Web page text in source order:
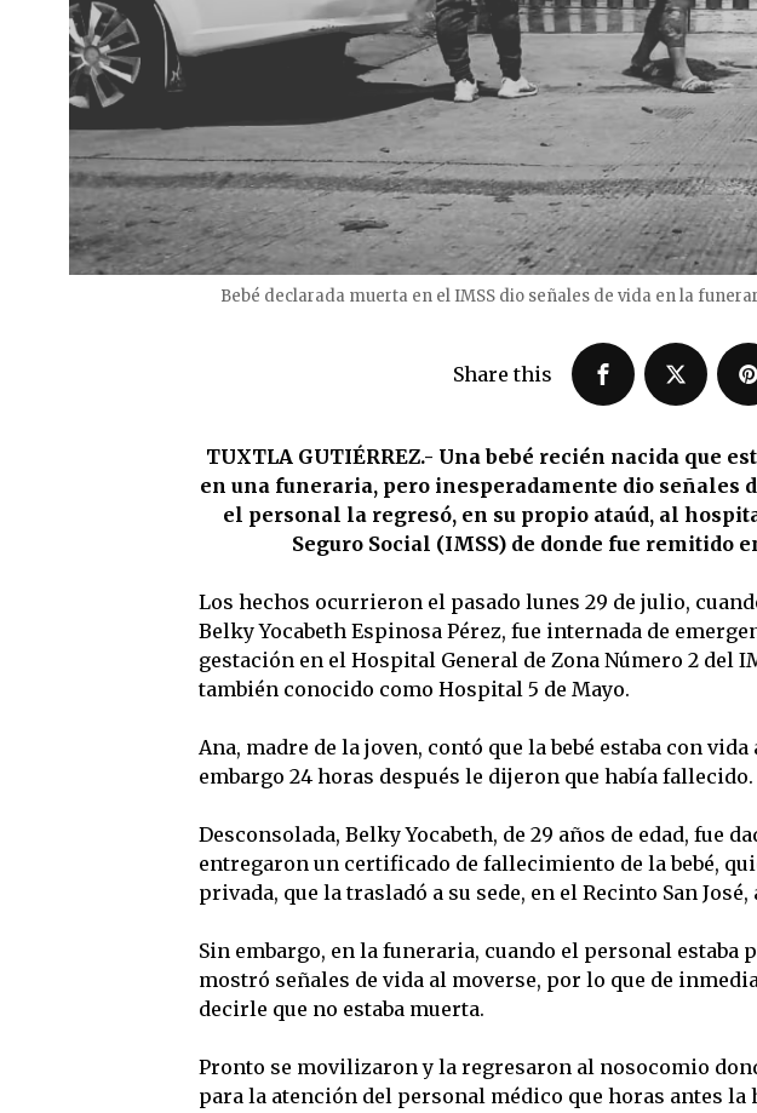
Bebé declarada muerta en el IMSS dio señales de vida en la
Share this
TUXTLA GUTIÉRREZ.- Una bebé recién nacida que
en una funeraria, pero inesperadamente dio señales
el personal la regresó, en su propio ataúd, al
Seguro Social (IMSS) de donde fue remitido
Los hechos ocurrieron el pasado lunes 29 de julio,
Belky Yocabeth Espinosa Pérez, fue internada de
gestación en el Hospital General de Zona Número 2 del
también conocido como Hospital 5 de Mayo.
Ana, madre de la joven, contó que la bebé estaba con
embargo 24 horas después le dijeron que había fallecido.
Desconsolada, Belky Yocabeth, de 29 años de edad, fue
entregaron un certificado de fallecimiento de la bebé,
privada, que la trasladó a su sede, en el Recinto San
Sin embargo, en la funeraria, cuando el personal estaba
mostró señales de vida al moverse, por lo que de
decirle que no estaba muerta.
Pronto se movilizaron y la regresaron al nosocomio
para la atención del personal médico que horas antes la